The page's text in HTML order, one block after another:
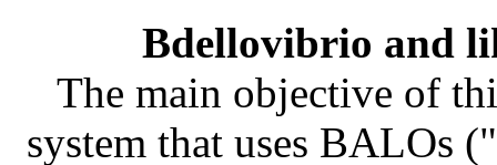
Bdellovibrio and
The main objective of
system that uses BALOs